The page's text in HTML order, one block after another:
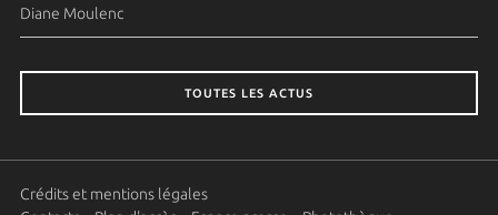
Diane Moulenc
TOUTES LES ACTUS
Crédits et mentions légales